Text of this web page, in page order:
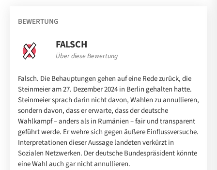
BEWERTUNG
FALSCH
Über diese Bewertung
Falsch. Die Behauptungen gehen auf eine Rede zurück, die
Steinmeier am 27. Dezember 2024 in Berlin gehalten hatte.
Steinmeier sprach darin nicht davon, Wahlen zu annullieren,
sondern davon, dass er erwarte, dass der deutsche
Wahlkampf – anders als in Rumänien – fair und transparent
geführt werde. Er wehre sich gegen äußere Einflussversuche.
Interpretationen dieser Aussage landeten verkürzt in
Sozialen Netzwerken. Der deutsche Bundespräsident könnte
eine Wahl auch gar nicht annullieren.